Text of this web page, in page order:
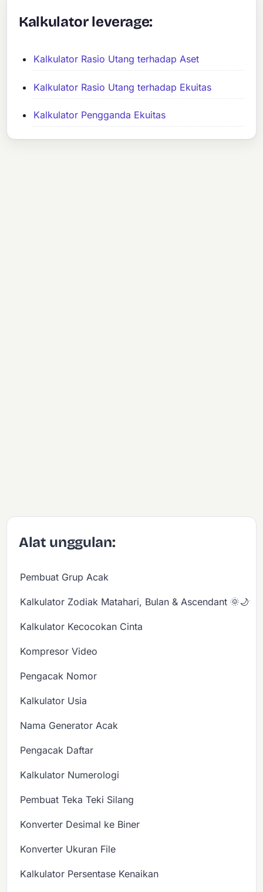
Kalkulator leverage:
Kalkulator Rasio Utang terhadap Aset
Kalkulator Rasio Utang terhadap Ekuitas
Kalkulator Pengganda Ekuitas
Alat unggulan:
Pembuat Grup Acak
Kalkulator Zodiak Matahari, Bulan & Ascendant 🌞🌙✨
Kalkulator Kecocokan Cinta
Kompresor Video
Pengacak Nomor
Kalkulator Usia
Nama Generator Acak
Pengacak Daftar
Kalkulator Numerologi
Pembuat Teka Teki Silang
Konverter Desimal ke Biner
Konverter Ukuran File
Kalkulator Persentase Kenaikan